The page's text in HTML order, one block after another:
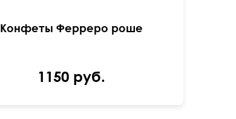
Конфеты Ферреро роше
1150 руб.